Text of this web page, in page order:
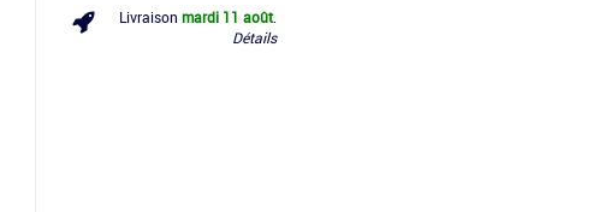
Livraison mardi 11 août
Détails